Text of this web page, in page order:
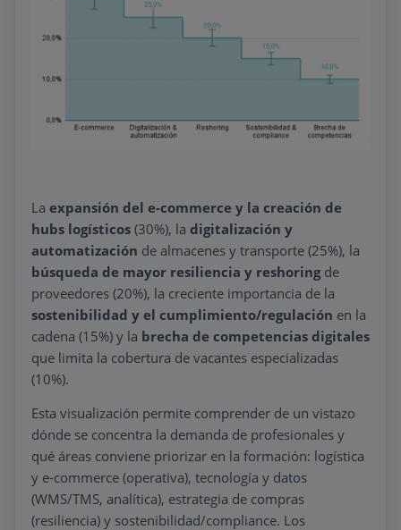
La OBS Business School no es
únicamente una opción de formación. Es
una completa experiencia personal y
aplicación del conocimiento.
La expansión del e-commerce y la creación de
hubs logísticos (30%), la digitalización y
automatización de almacenes y transporte (25%), la
búsqueda de mayor resiliencia y reshoringde
proveedores (20%), la creciente importancia de la
sostenibilidad y el cumplimiento/regulación en la
cadena (15%) y la brecha de competencias digitales
que limita la cobertura de vacantes especializadas
(10%).
Esta visualización permite comprender de un vistazo
dónde se concentra la demanda de profesionales y
qué áreas conviene priorizar en la formación: logística
y e-commerce (operativa), tecnología y datos
(WMS/TMS, analítica), estrategia de compras
(resiliencia) y sostenibilidad/compliance. Los